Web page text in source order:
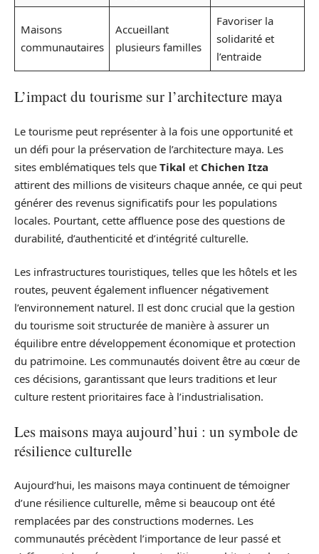
Maisons
communautaires
Accueillant
plusieurs familles
Favoriser la
solidarité et
l’entraide
L’impact du tourisme sur l’architecture maya
Le tourisme peut représenter à la fois une opportunité et
un défi pour la préservation de l’architecture maya. Les
sites emblématiques tels que Tikal et Chichen Itza
attirent des millions de visiteurs chaque année, ce qui peut
générer des revenus significatifs pour les populations
locales. Pourtant, cette affluence pose des questions de
durabilité, d’authenticité et d’intégrité culturelle.
Les infrastructures touristiques, telles que les hôtels et les
routes, peuvent également influencer négativement
l’environnement naturel. Il est donc crucial que la gestion
du tourisme soit structurée de manière à assurer un
équilibre entre développement économique et protection
du patrimoine. Les communautés doivent être au cœur de
ces décisions, garantissant que leurs traditions et leur
culture restent prioritaires face à l’industrialisation.
Les maisons maya aujourd’hui : un symbole de
résilience culturelle
Aujourd’hui, les maisons maya continuent de témoigner
d’une résilience culturelle, même si beaucoup ont été
remplacées par des constructions modernes. Les
communautés précèdent l’importance de leur passé et